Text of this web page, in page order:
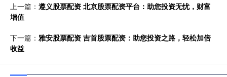
上一篇： 遵义股票配资 北京股票配资平台：助您投资无忧，财富
增值
下一篇： 雅安股票配资 吉首股票配资：助您投资之路，轻松加倍
收益